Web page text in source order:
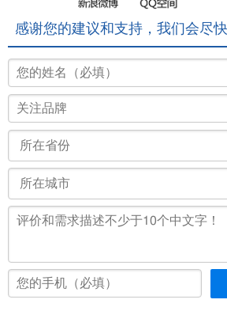
感谢您的建议和支持，我们会尽快